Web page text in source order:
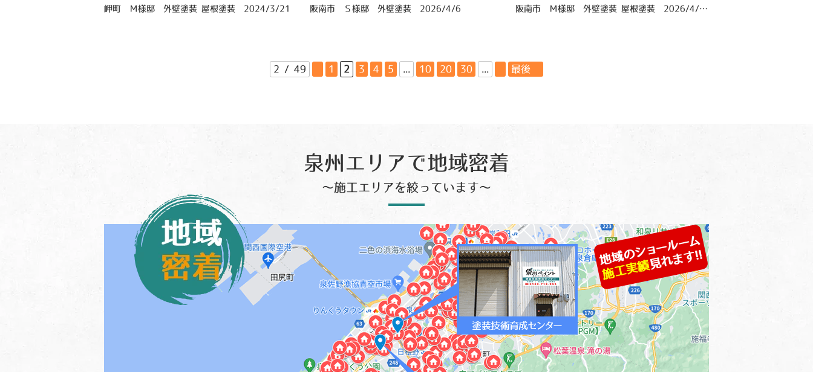
岬町 Ｍ様邸 外壁塗装 屋根塗装 2024/3/21 阪南市 Ｓ様邸 外壁塗装 2026/4/6 阪南市 Ｍ様邸 外壁塗装 屋根塗装 2026/4/11
2 / 49 1 2 3 4 5 10 20 30 最後 »
泉州エリアで地域密着
～施工エリアを絞っています～